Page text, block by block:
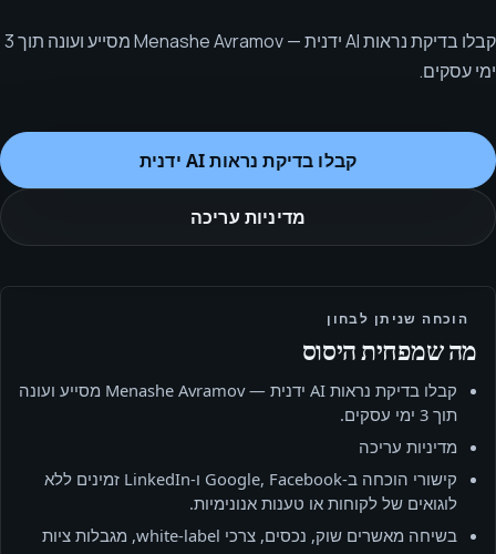
קבלו בדיקת נראות AI ידנית — Menashe Avramov מסייע ועונה תוך 3
ימי עסקים.
קבלו בדיקת נראות AI ידנית
מדיניות עריכה
הוכחה שניתן לבחון
מה שמפחית היסוס
קבלו בדיקת נראות AI ידנית — Menashe Avramov מסייע ועונה
תוך 3 ימי עסקים.
מדיניות עריכה
קישורי הוכחה ב‑Google, Facebook ו‑LinkedIn זמינים ללא
לוגואים של לקוחות או טענות אנונימיות.
בשיחה מאשרים שוק, נכסים, צרכי white-label, מגבלות ציות